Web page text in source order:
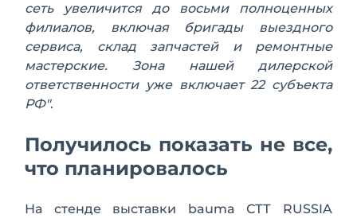
сеть увеличится до восьми полноценных
филиалов, включая бригады выездного
сервиса, склад запчастей и ремонтные
мастерские. Зона нашей дилерской
ответственности уже включает 22 субъекта
РФ".
Получилось показать не все,
что планировалось
На стенде выставки bauma СТТ RUSSIA